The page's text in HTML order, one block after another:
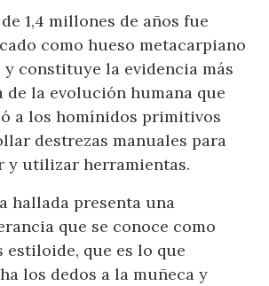
1,4 millones de años fue
como hueso metacarpiano
constituye la evidencia más
de la evolución humana que
a los homínidos primitivos
destrezas manuales para
y utilizar herramientas.
hallada presenta una
que se conoce como
estiloide, que es lo que
los dedos a la muñeca y